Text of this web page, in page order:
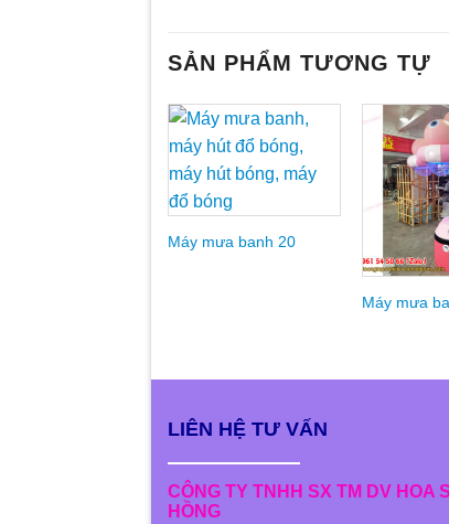
SẢN PHẨM TƯƠNG TỰ
Add to
Wishlist
Máy mưa banh 20
Máy mưa
LIÊN HỆ TƯ VẤN
CÔNG TY TNHH SX TM DV HOA
HỒNG